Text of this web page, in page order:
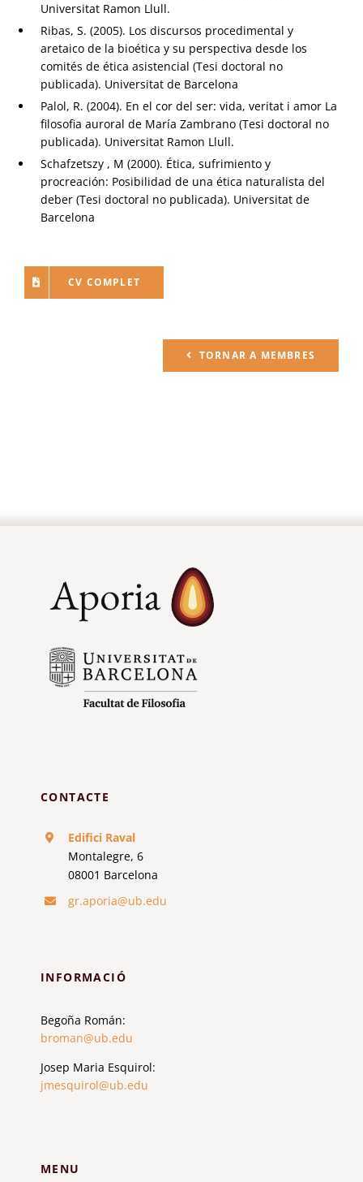
Universitat Ramon Llull.
Ribas, S. (2005). Los discursos procedimental y
aretaico de la bioética y su perspectiva desde los
comités de ética asistencial (Tesi doctoral no
publicada). Universitat de Barcelona
Palol, R. (2004). En el cor del ser: vida, veritat i amor La
filosofia auroral de María Zambrano (Tesi doctoral no
publicada). Universitat Ramon Llull.
Schafzetszy , M (2000). Ética, sufrimiento y
procreación: Posibilidad de una ética naturalista del
deber (Tesi doctoral no publicada). Universitat de
Barcelona
CV COMPLET
TORNAR A MEMBRES
CONTACTE
Edifici Raval
Montalegre, 6
08001 Barcelona
gr.aporia@ub.edu
INFORMACIÓ
Begoña Román:
broman@ub.edu
Josep Maria Esquirol:
jmesquirol@ub.edu
MENU